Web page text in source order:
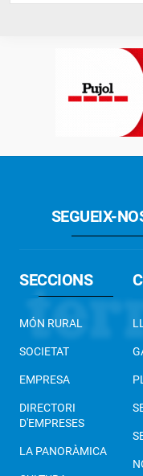
SEGUEIX-
SECCIONS
MÓN RURAL
SOCIETAT
EMPRESA
DIRECTORI
D'EMPRESES
LA PANORÀMICA